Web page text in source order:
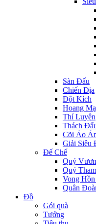
Sàn Đấu
Chiến Địa
Đột Kích
Hoang
Thí Luyện
Thách
Cõi Ảo
Giải Siêu
Đế Chế
Quỷ
Quỷ
Vong
Quân
Đồ
Gói quà
Tướng